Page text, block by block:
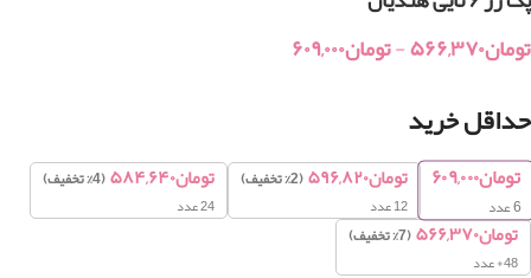
تومان۵۶۶,۳۷۰-تومان۶۰۹,۰۰۰
حداقل خرید
تومان۶۰۹,۰۰۰
6عدد
تومان۵۹۶,۸۲۰(2% تخفیف)
12 عدد
تومان۵۸۴,۶۴۰(4% تخفیف)
24 عدد
تومان۵۶۶,۳۷۰(7% تخفیف)
48+ عدد